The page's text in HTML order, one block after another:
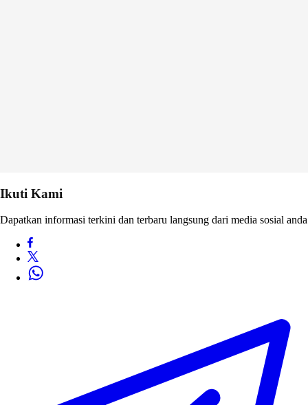
Ikuti Kami
Dapatkan informasi terkini dan terbaru langsung dari media sosial anda